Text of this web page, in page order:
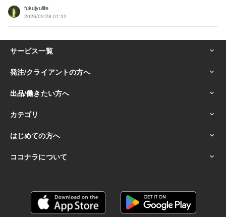
fukujyulife
2026/02/28 01:22